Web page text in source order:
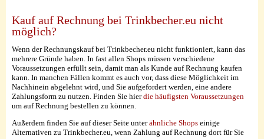
Kauf auf Rechnung bei Trinkbecher.eu nicht
möglich?
Wenn der Rechnungskauf bei Trinkbecher.eu nicht funktioniert, kann das
mehrere Gründe haben. In fast allen Shops müssen verschiedene
Voraussetzungen erfüllt sein, damit man als Kunde auf Rechnung kaufen
kann. In manchen Fällen kommt es auch vor, dass diese Möglichkeit im
Nachhinein abgelehnt wird, und Sie aufgefordert werden, eine andere
Zahlungsform zu nutzen. Finden Sie hierdie häufigsten Voraussetzungen
um auf Rechnung bestellen zu können.
Außerdem finden Sie auf dieser Seite unterähnliche Shops einige
Alternativen zu Trinkbecher.eu, wenn Zahlung auf Rechnung dort für Sie